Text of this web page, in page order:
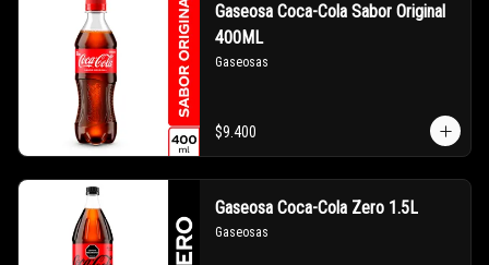
Gaseosa Coca-Cola Sabor Original
400ML
Gaseosas
$9.400
Gaseosa Coca-Cola Zero 1.5L
Gaseosas